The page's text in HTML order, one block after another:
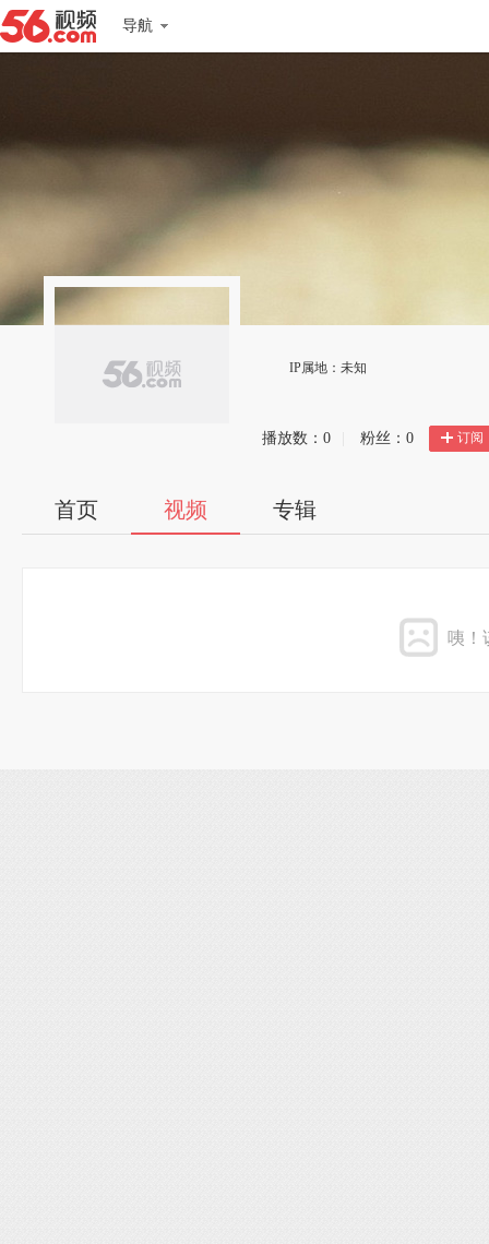
导航
IP属地：未知
播放数： 0 粉丝： 0 订阅
首页 视频 专辑
咦！